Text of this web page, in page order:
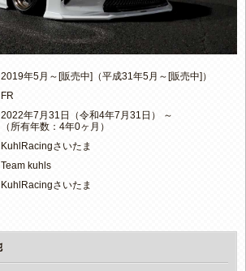
2019年5月～[販売中]（平成31年5月～[販売中]）
FR
2022年7月31日（令和4年7月31日） ～
（所有年数：4年0ヶ月）
KuhlRacingさいたま
Team kuhls
KuhlRacingさいたま